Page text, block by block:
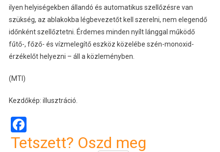
ilyen helyiségekben állandó és automatikus szellőzésre van
szükség, az ablakokba légbevezetőt kell szerelni, nem elegendő
időnként szellőztetni. Érdemes minden nyílt lánggal működő
fűtő-, főző- és vízmelegítő eszköz közelébe szén-monoxid-
érzékelőt helyezni – áll a közleményben.
(MTI)
Kezdőkép: illusztráció.
Tetszett? Oszd meg